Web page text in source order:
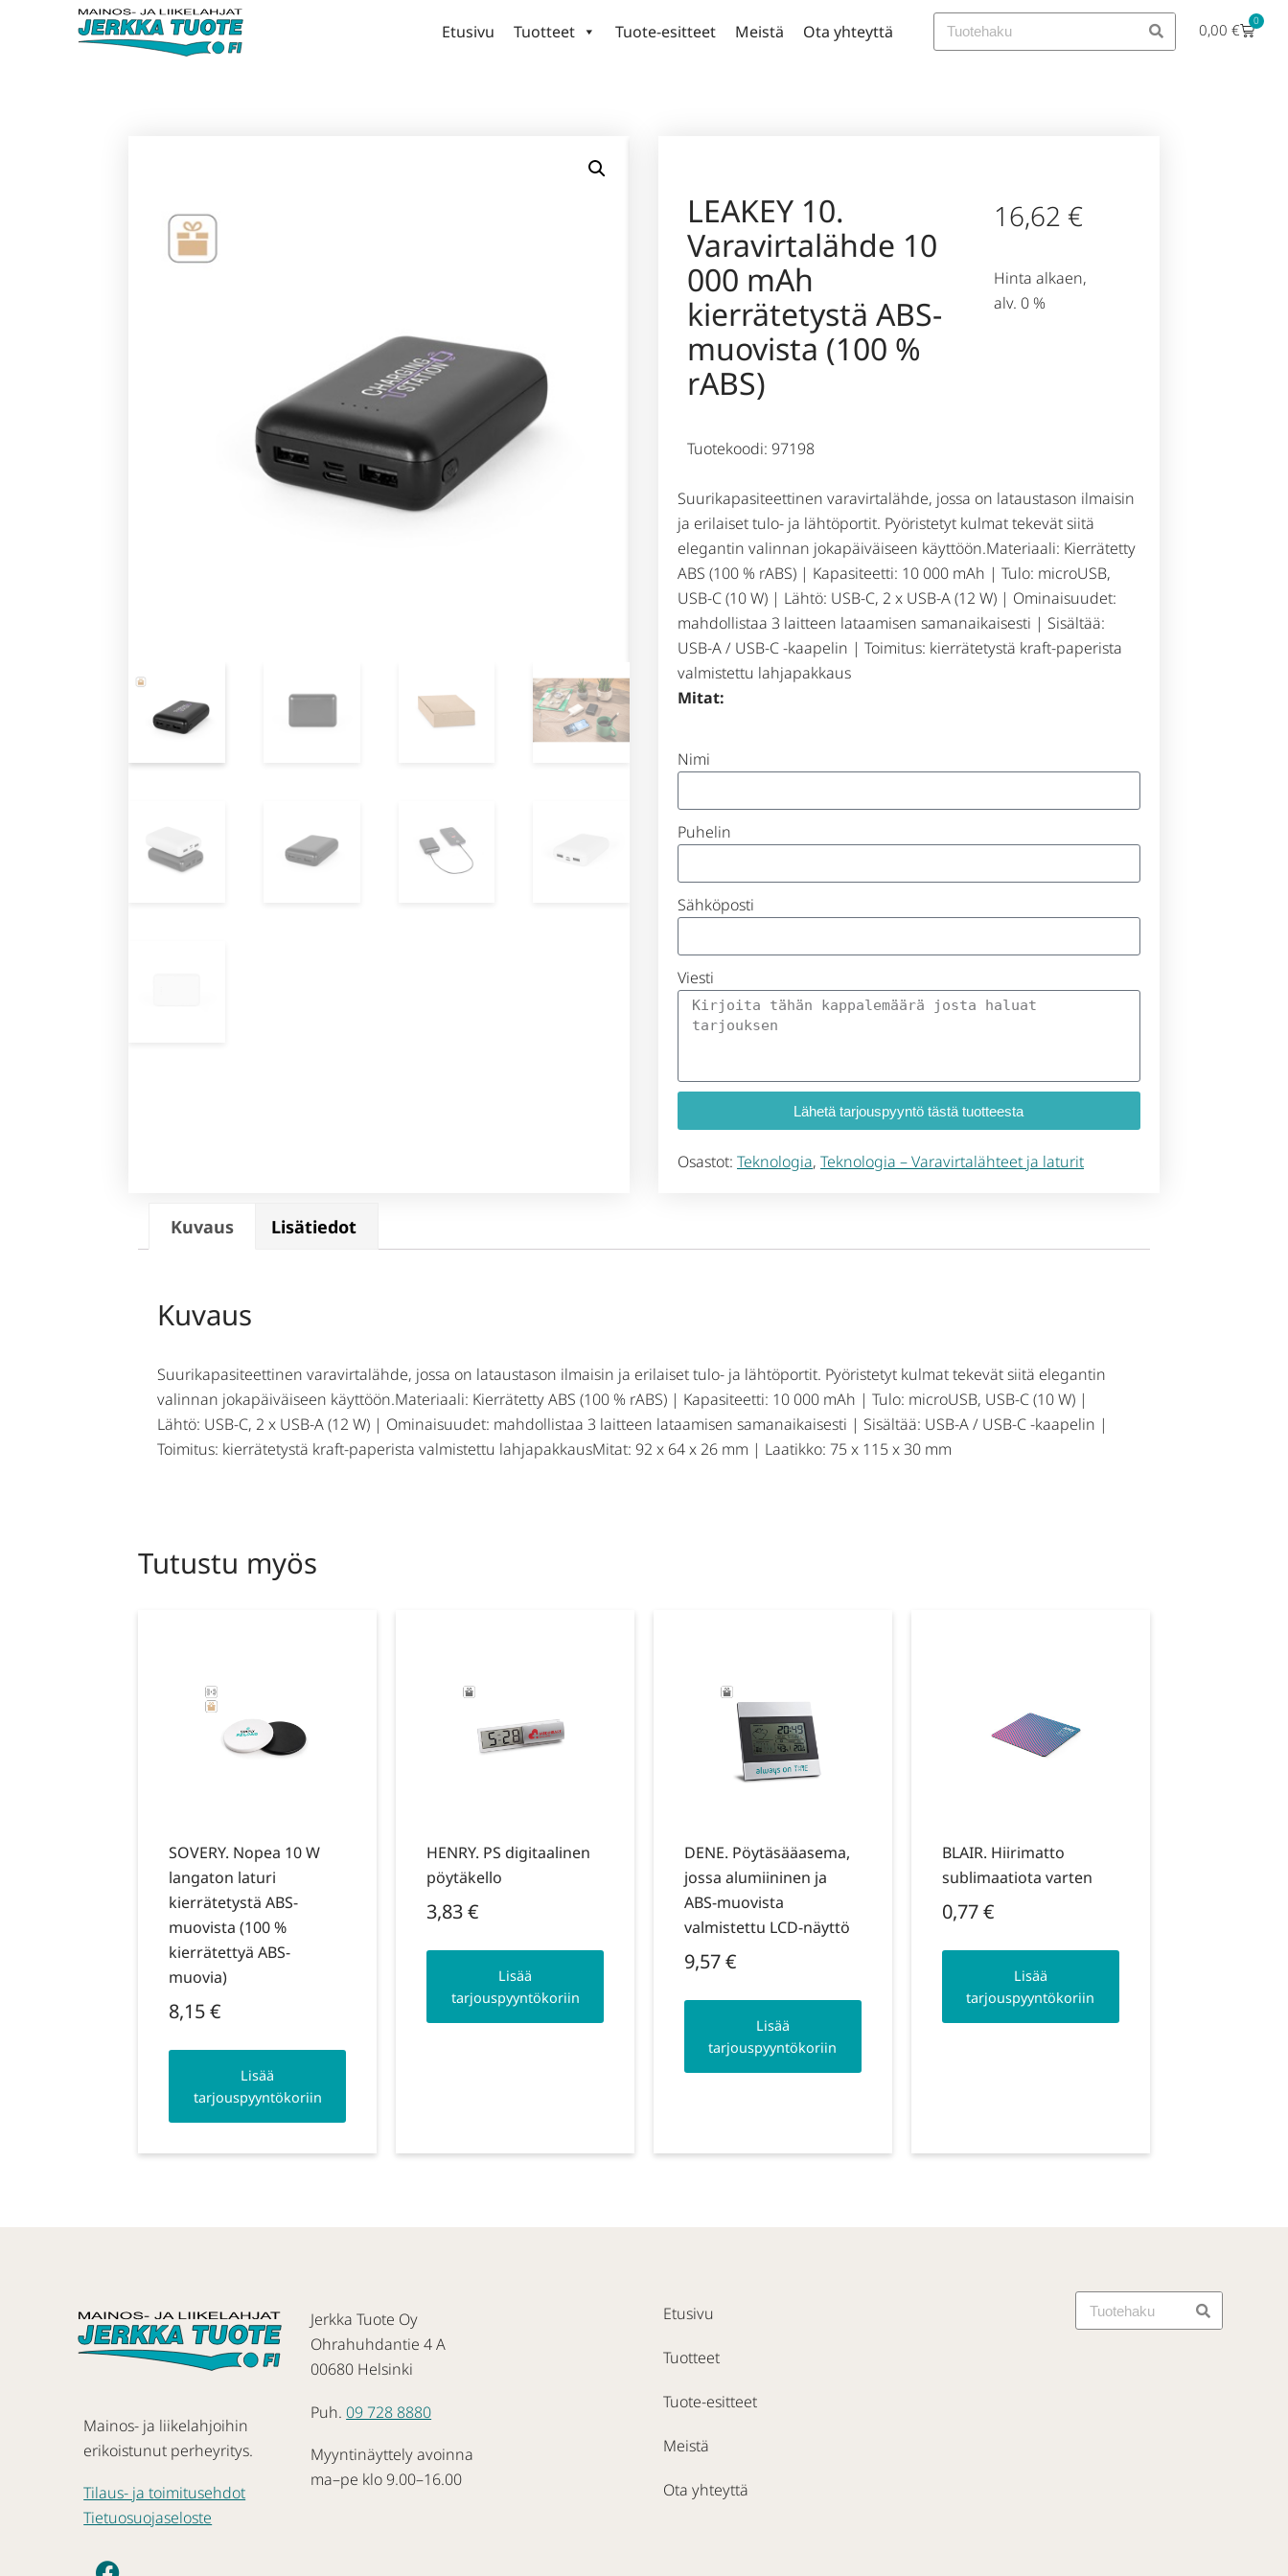
Etusivu Tuotteet Tuote-esitteet Meistä Ota yhteyttä 0,00€ 0
LEAKEY 10.
Varavirtalähde 10
000 mAh
kierrätetystä ABS-
muovista (100 %
rABS)
Tuotekoodi: 97198
16,62 €
Hinta alkaen,
alv. 0 %
Suurikapasiteettinen varavirtalähde, jossa on lataustason ilmaisin
ja erilaiset tulo- ja lähtöportit. Pyöristetyt kulmat tekevät siitä
elegantin valinnan jokapäiväiseen käyttöön.Materiaali: Kierrätetty
ABS (100 % rABS) | Kapasiteetti: 10 000 mAh | Tulo: microUSB,
USB-C (10 W) | Lähtö: USB-C, 2 x USB-A (12 W) | Ominaisuudet:
mahdollistaa 3 laitteen lataamisen samanaikaisesti | Sisältää:
USB-A / USB-C -kaapelin | Toimitus: kierrätetystä kraft-paperista
valmistettu lahjapakkaus
Mitat:
Nimi
Puhelin
Sähköposti
Viesti
Lähetä tarjouspyyntö tästä tuotteesta
Osastot: Teknologia, Teknologia – Varavirtalähteet ja laturit
Kuvaus Lisätiedot
Kuvaus
Suurikapasiteettinen varavirtalähde, jossa on lataustason ilmaisin ja erilaiset tulo- ja lähtöportit. Pyöristetyt kulmat tekevät siitä elegantin
valinnan jokapäiväiseen käyttöön.Materiaali: Kierrätetty ABS (100 % rABS) | Kapasiteetti: 10 000 mAh | Tulo: microUSB, USB-C (10 W) |
Lähtö: USB-C, 2 x USB-A (12 W) | Ominaisuudet: mahdollistaa 3 laitteen lataamisen samanaikaisesti | Sisältää: USB-A / USB-C -kaapelin |
Toimitus: kierrätetystä kraft-paperista valmistettu lahjapakkausMitat: 92 x 64 x 26 mm | Laatikko: 75 x 115 x 30 mm
Tutustu myös
SOVERY. Nopea 10 W
langaton laturi
kierrätetystä ABS-
muovista (100 %
kierrätettyä ABS-
muovia)
8,15€
Lisää
tarjouspyyntökoriin
HENRY. PS digitaalinen
pöytäkello
3,83€
Lisää
tarjouspyyntökoriin
DENE. Pöytäsääasema,
jossa alumiininen ja
ABS-muovista
valmistettu LCD-näyttö
9,57€
Lisää
tarjouspyyntökoriin
BLAIR. Hiirimatto
sublimaatiota varten
0,77€
Lisää
tarjouspyyntökoriin
Mainos- ja liikelahjoihin
erikoistunut perheyritys.
Tilaus- ja toimitusehdot
Tietuosuojaseloste
Jerkka Tuote Oy
Ohrahuhdantie 4 A
00680 Helsinki
Puh. 09 728 8880
Myyntinäyttely avoinna
ma–pe klo 9.00–16.00
Etusivu
Tuotteet
Tuote-esitteet
Meistä
Ota yhteyttä